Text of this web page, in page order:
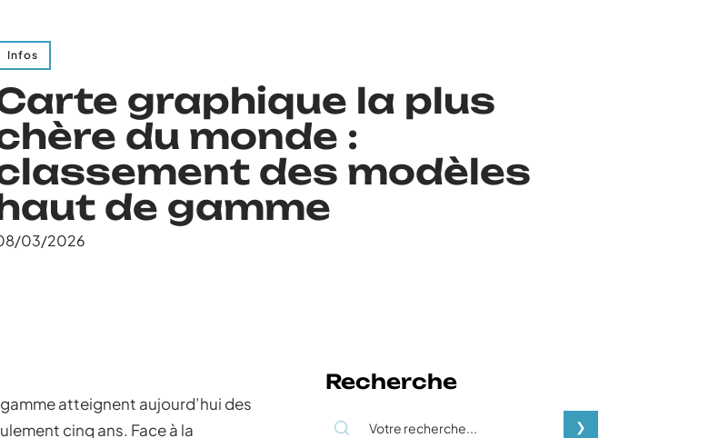
Infos
graphique la plus
du monde :
des modèles
de gamme
03/2026
atteignent aujourd’hui des
cinq ans. Face à la
Recherche